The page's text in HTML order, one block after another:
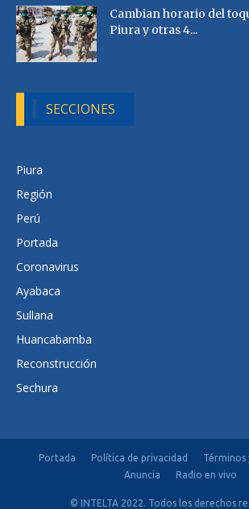
Cambian horario del
Piura y otras 4...
SECCIONES
Piura
Región
Perú
Portada
Coronavirus
Ayabaca
Sullana
Huancabamba
Reconstrucción
Sechura
Portada Política de privacidad
Términos
Anuncia
Radio en vivo
© INTELTA 2022. Todos los derechos